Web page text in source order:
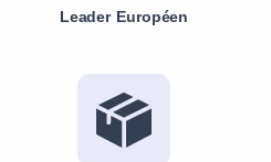
Leader Européen